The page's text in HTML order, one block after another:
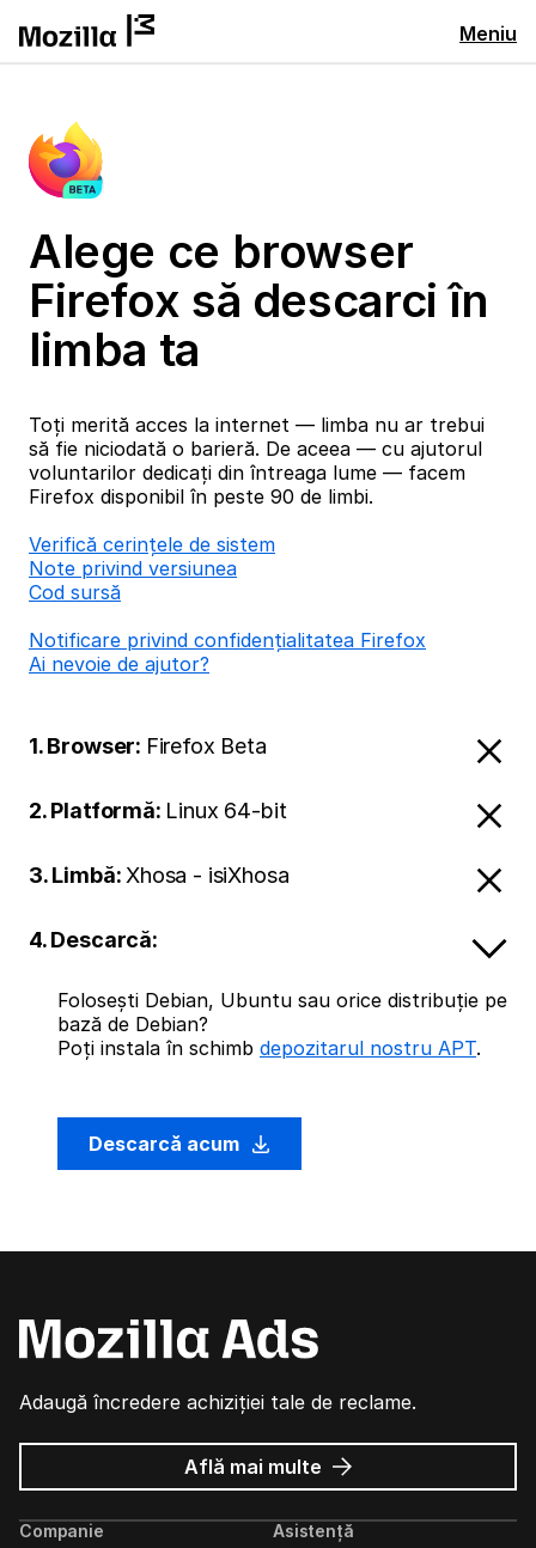
Meniu
Alege ce browser
Firefox să descarci în
limba ta
Toți merită acces la internet — limba nu ar trebui
să fie niciodată o barieră. De aceea — cu ajutorul
voluntarilor dedicați din întreaga lume — facem
Firefox disponibil în peste 90 de limbi.
Verifică cerințele de sistem
Note privind versiunea
Cod sursă
Notificare privind confidențialitatea Firefox
Ai nevoie de ajutor?
1. Browser: Firefox Beta
2. Platformă: Linux 64-bit
3. Limbă: Xhosa - isiXhosa
4. Descarcă:
Folosești Debian, Ubuntu sau orice distribuție pe
bază de Debian?
Poți instala în schimb depozitarul nostru APT.
Descarcă acum
Adaugă încredere achiziției tale de reclame.
Află mai multe despre
Reclame
Mozilla
Companie Asistență